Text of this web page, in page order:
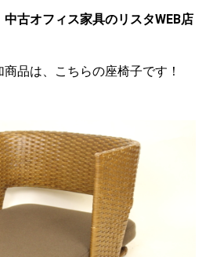
中古オフィス家具のリスタWEB店
品は、こちらの座椅子です！